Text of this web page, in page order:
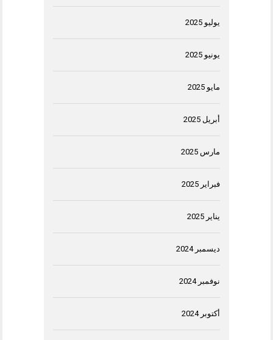
يوليو 2025
يونيو 2025
مايو 2025
أبريل 2025
مارس 2025
فبراير 2025
يناير 2025
ديسمبر 2024
نوفمبر 2024
أكتوبر 2024